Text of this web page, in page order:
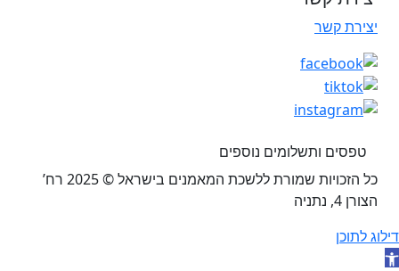
יצירת קשר
טפסים ותשלומים נוספים
כל הזכויות שמורת ללשכת המאמנים בישראל © 2025 רח’
הצורן 4, נתניה
דילוג לתוכן
פתח סרגל נגישות